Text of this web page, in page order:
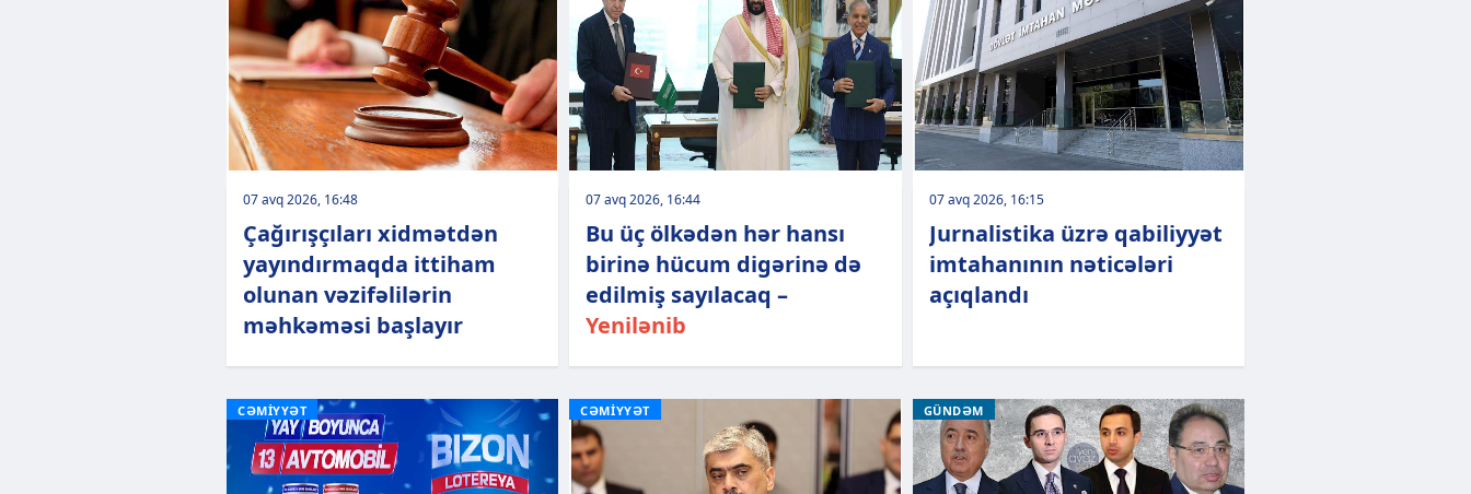
07 avq 2026, 16:48
Çağırışçıları xidmətdən
yayındırmaqda ittiham
olunan vəzifəlilərin
məhkəməsi başlayır
07 avq 2026, 16:44
Bu üç ölkədən hər hansı
birinə hücum digərinə də
edilmiş sayılacaq –
Yenilənib
07 avq 2026, 16:15
Jurnalistika üzrə qabiliyyət
imtahanının nəticələri
açıqlandı
CƏMİYYƏT CƏMİYYƏT GÜNDƏM